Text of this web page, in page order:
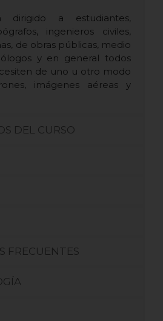
dirigido a estudiantes,
ingenieros civiles,
de obras públicas, medio
y en general todos
de uno u otro modo
imágenes aéreas y
DEL CURSO
FRECUENTES